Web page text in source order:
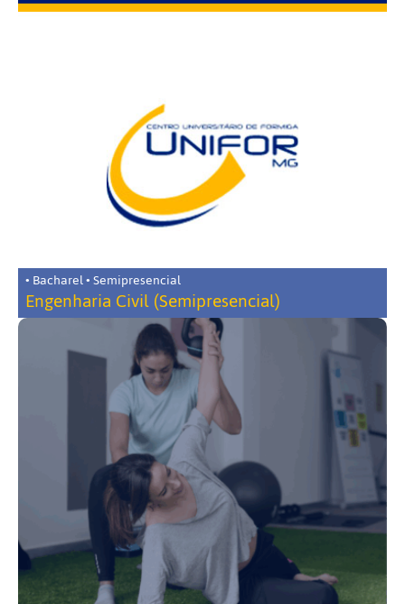
• Bacharel • Semipresencial
Engenharia Civil (Semipresencial)